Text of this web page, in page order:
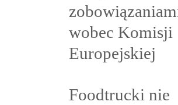
wobec Komisji
Europejskiej
Foodtrucki nie